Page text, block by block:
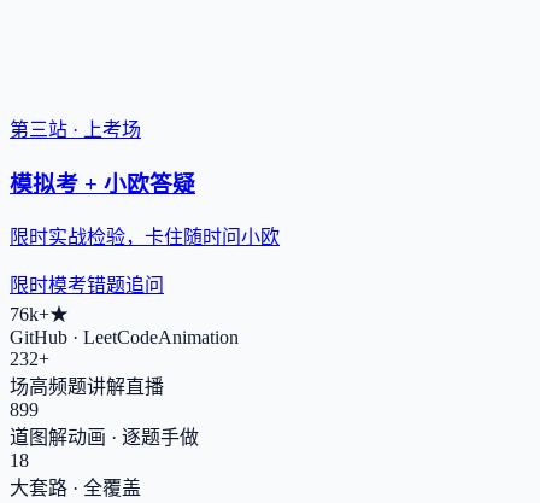
第三站 · 上考场
模拟考 + 小欧答疑
限时实战检验，卡住随时问小欧
限时模考错题追问
76k+★
GitHub · LeetCodeAnimation
232+
场高频题讲解直播
899
道图解动画 · 逐题手做
18
大套路 · 全覆盖